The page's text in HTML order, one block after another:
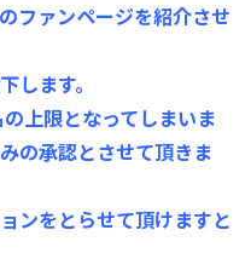
ファンページを紹介させ
します。
上限となってしまいま
の承認とさせて頂きま
ンをとらせて頂けますと